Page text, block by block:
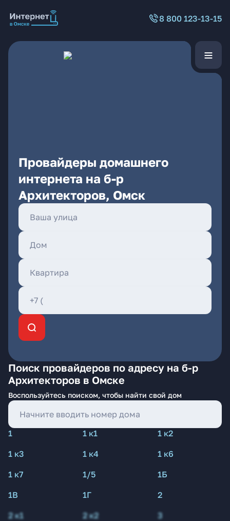
8 800 123-13-15
Провайдеры домашнего
интернета на б-р
Архитекторов, Омск
Поиск провайдеров по адресу на б-р
Архитекторов в Омске
Воспользуйтесь поиском, чтобы найти свой дом
1 1 к1
1 к2
1 к3
1 к4
1 к6
1 к7
1/5
1Б
1В
1Г
2
2 к1
2 к2 3